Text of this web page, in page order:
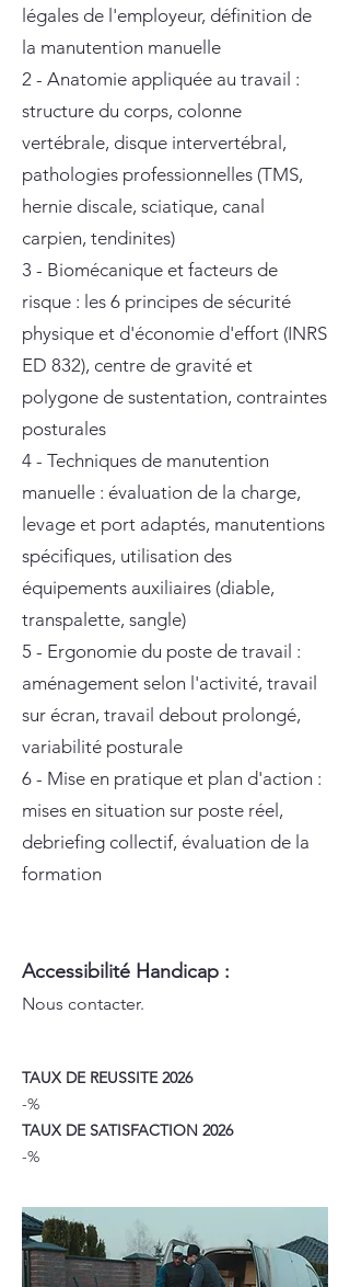
légales de l'employeur, définition de
la manutention manuelle
2 - Anatomie appliquée au travail :
structure du corps, colonne
vertébrale, disque intervertébral,
pathologies professionnelles (TMS,
hernie discale, sciatique, canal
carpien, tendinites)
3 - Biomécanique et facteurs de
risque : les 6 principes de sécurité
physique et d'économie d'effort (INRS
ED 832), centre de gravité et
polygone de sustentation, contraintes
posturales
4 - Techniques de manutention
manuelle : évaluation de la charge,
levage et port adaptés, manutentions
spécifiques, utilisation des
équipements auxiliaires (diable,
transpalette, sangle)
5 - Ergonomie du poste de travail :
aménagement selon l'activité, travail
sur écran, travail debout prolongé,
variabilité posturale
6 - Mise en pratique et plan d'action :
mises en situation sur poste réel,
debriefing collectif, évaluation de la
formation
Accessibilité Handicap :
Nous contacter.
TAUX DE REUSSITE 2026
-%
TAUX DE SATISFACTION 2026
-%